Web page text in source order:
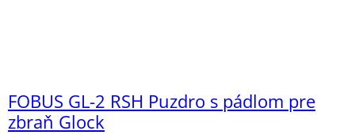
FOBUS GL-2 RSH Puzdro s pádlom pre
zbraň Glock